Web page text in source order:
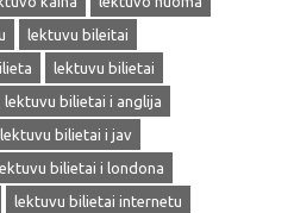
lektuvu bileitai
lektuvu bilietai
lektuvu bilietai i anglija
lektuvu bilietai i jav
bilietai i londona
lektuvu bilietai internetu